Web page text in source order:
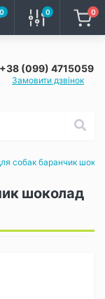
0 0 0
+38 (099) 4715059
Замовити дзвінок
собак баранчик
шоколад